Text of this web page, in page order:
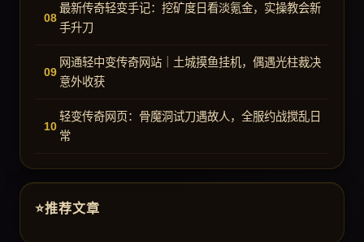
最新传奇轻变手记：挖矿度日看淡氪金，实操教会新
手升刀
网通轻中变传奇网站｜土城摸鱼挂机，偶遇光柱裁决
意外收获
轻变传奇网页：骨魔洞试刀遇故人，全服约战搅乱日
常
推荐文章